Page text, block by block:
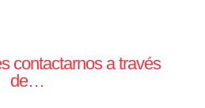
contactarnos a través
de…